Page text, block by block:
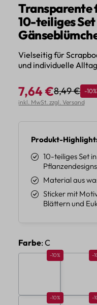
Transparente
10-teiliges Set
Vielseitig für
und individuelle
Verkaufspreis:
7,64 €Regulärer
8,49 € -10%
inkl. MwSt. zzgl. Versand
Produkt-
10-teiliges Set
Material aus
Sticker mit
Blättern und
Farbeauswählen
: C
Rabatt 10%
-10% -
Rabatt 10%
-10% -